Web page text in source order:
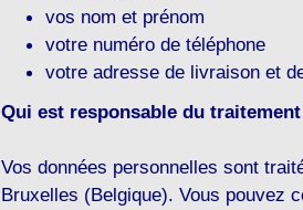
vos nom et prénom
votre numéro de téléphone
votre adresse de livraison et
Qui est responsable du
Vos données personnelles sont
Bruxelles (Belgique). Vous pouvez